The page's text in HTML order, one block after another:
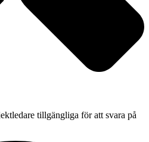
tillgängliga för att svara på